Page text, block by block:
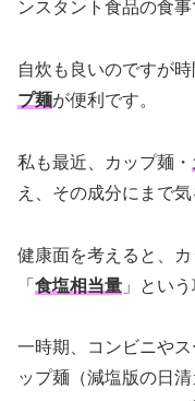
ンスタント食品の食事
自炊も良いのですが
プ麺が便利です。
私も最近、カップ麺・
え、その成分にまで
健康面を考えると、
「 食塩相当量 」とい
一時期、コンビニや
ップ麺（減塩版の日